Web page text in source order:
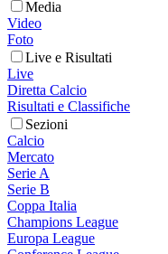
Media
Video
Foto
Live e Risultati
Live
Diretta Calcio
Risultati e Classifiche
Sezioni
Calcio
Mercato
Serie A
Serie B
Coppa Italia
Champions League
Europa League